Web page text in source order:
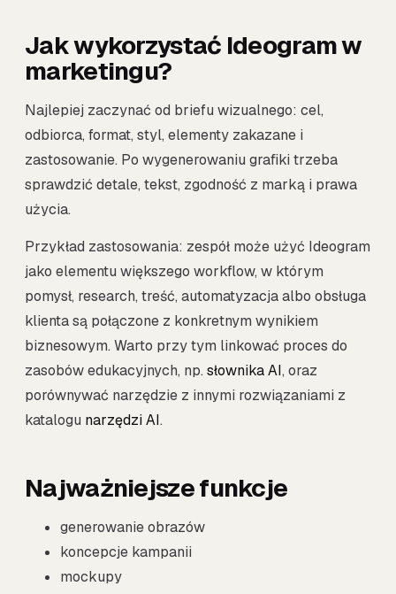
Jak wykorzystać Ideogram w
marketingu?
Najlepiej zaczynać od briefu wizualnego: cel,
odbiorca, format, styl, elementy zakazane i
zastosowanie. Po wygenerowaniu grafiki trzeba
sprawdzić detale, tekst, zgodność z marką i prawa
użycia.
Przykład zastosowania: zespół może użyć Ideogram
jako elementu większego workflow, w którym
pomysł, research, treść, automatyzacja albo obsługa
klienta są połączone z konkretnym wynikiem
biznesowym. Warto przy tym linkować proces do
zasobów edukacyjnych, np. słownika AI, oraz
porównywać narzędzie z innymi rozwiązaniami z
katalogu narzędzi AI.
Najważniejsze funkcje
generowanie obrazów
koncepcje kampanii
mockupy